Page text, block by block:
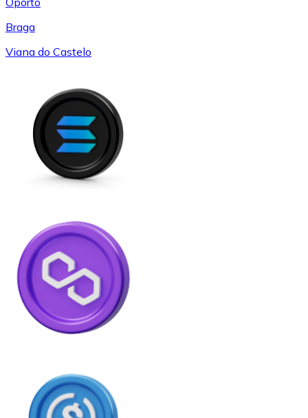
Braga
Viana do Castelo